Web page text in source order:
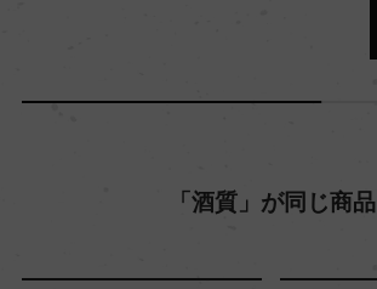
「酒質」が同じ商品